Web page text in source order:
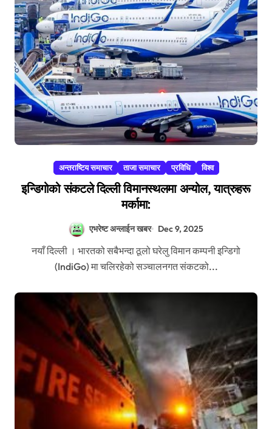
अन्तराष्टिय समाचार ताजा समाचार प्रविधि विश्व
इन्डिगोको संकटले दिल्ली विमानस्थलमा अन्योल, यात्रुहरू
मर्कामा:
एभरेष्ट अन्लाईन खबर Dec 9, 2025
नयाँ दिल्ली । भारतको सबैभन्दा ठूलो घरेलु विमान कम्पनी इन्डिगो
(IndiGo) मा चलिरहेको सञ्चालनगत संकटको...